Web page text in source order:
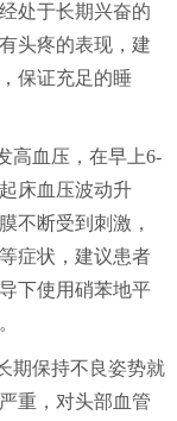
处于长期兴奋的
头疼的表现，建
保证充足的睡
高血压，在早上6-
床血压波动升
不断受到刺激，
等症状，建议患者
下使用硝苯地平
期保持不良姿势就
重，对头部血管